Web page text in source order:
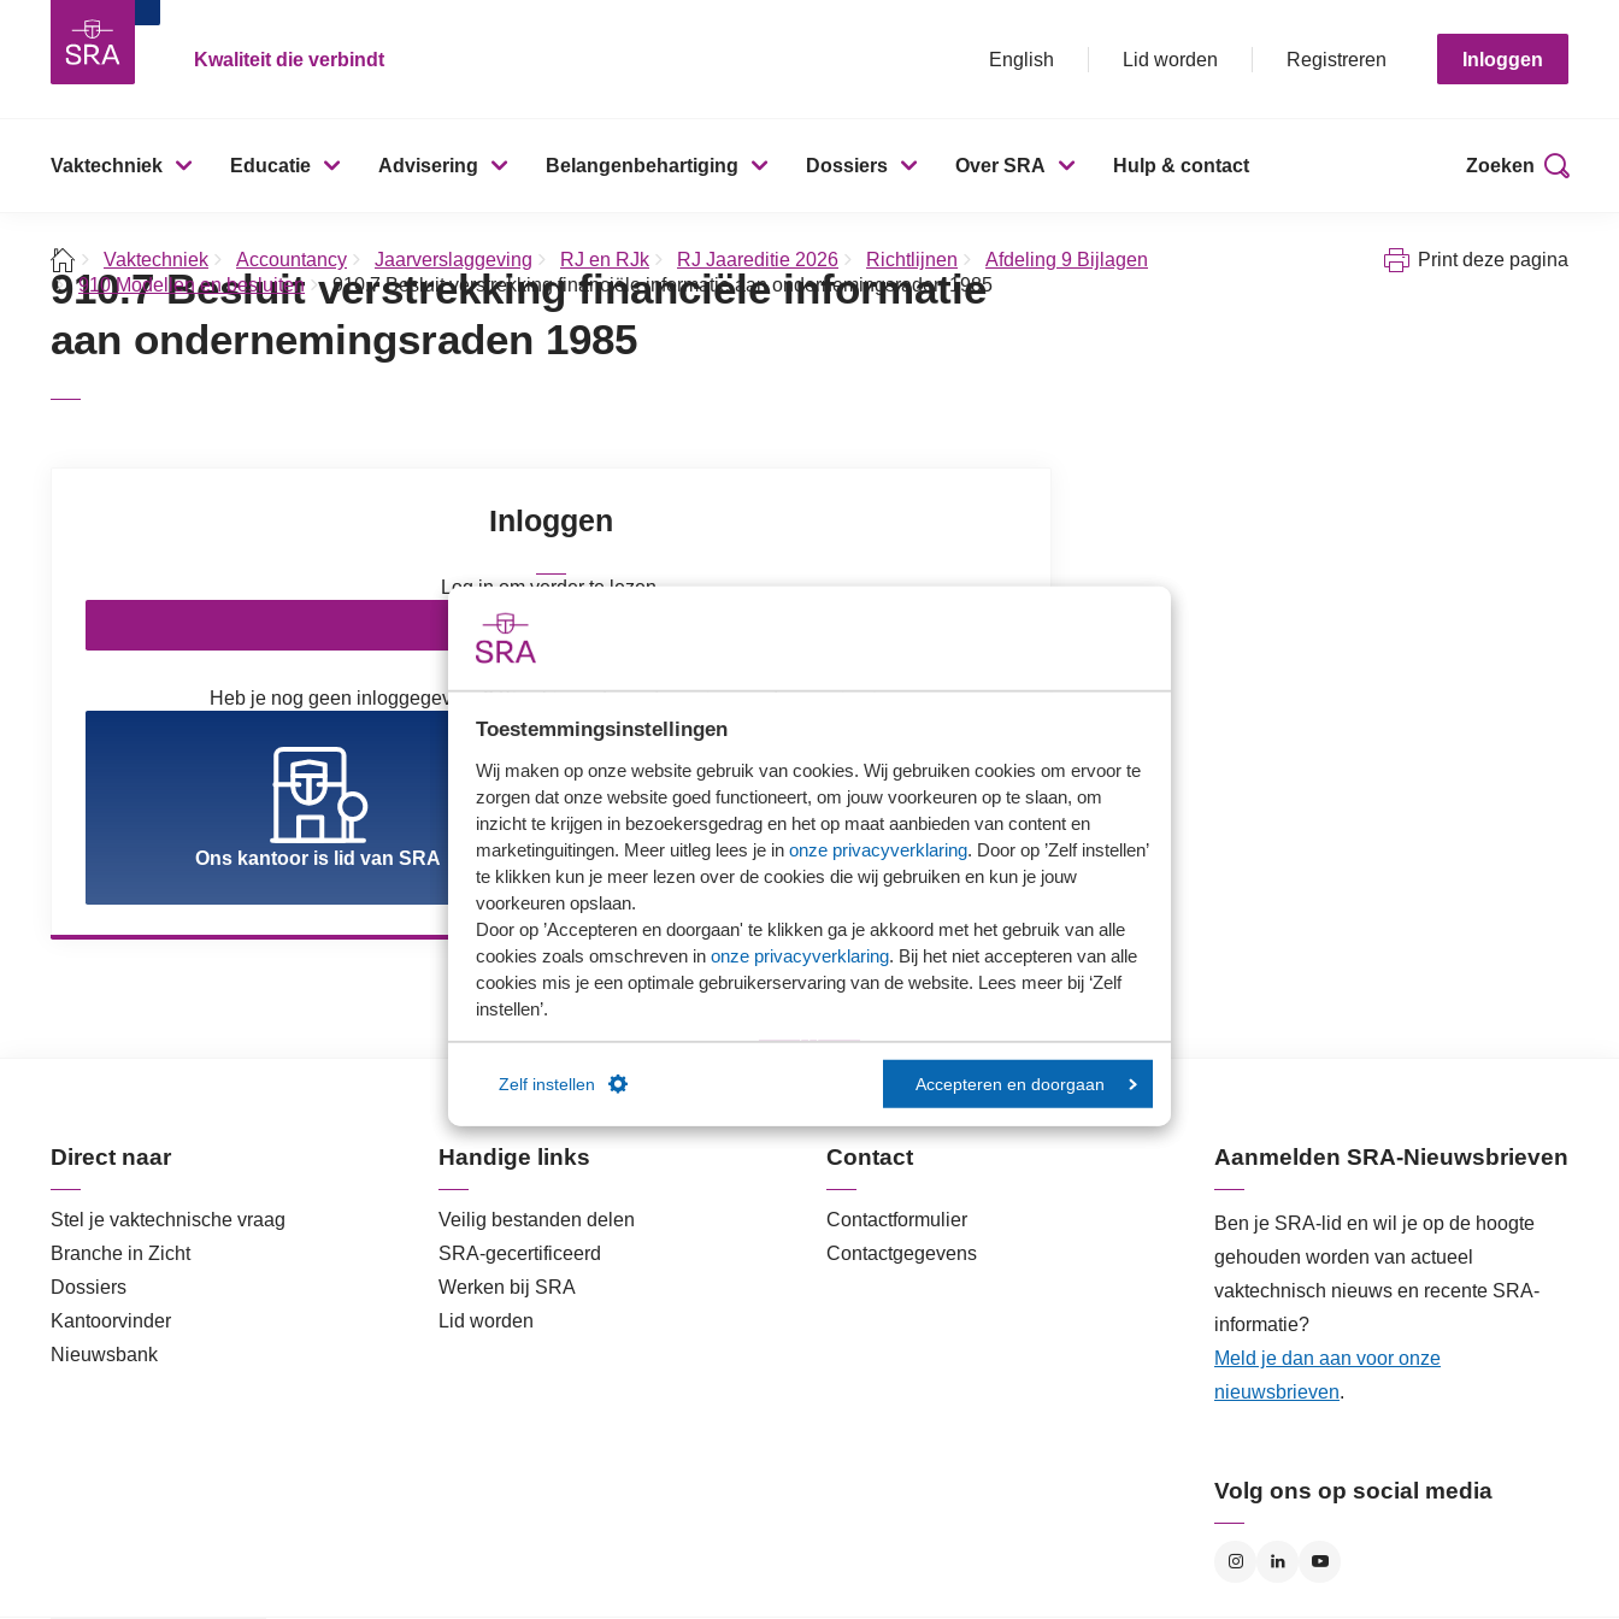
Toestemmingsinstellingen
Wij maken op onze website gebruik van cookies. Wij gebruiken cookies om ervoor te
zorgen dat onze website goed functioneert, om jouw voorkeuren op te slaan, om
inzicht te krijgen in bezoekersgedrag en het op maat aanbieden van content en
marketinguitingen. Meer uitleg lees je in onze privacyverklaring. Door op ’Zelf instellen’
te klikken kun je meer lezen over de cookies die wij gebruiken en kun je jouw
voorkeuren opslaan.
Door op ’Accepteren en doorgaan' te klikken ga je akkoord met het gebruik van alle
cookies zoals omschreven in onze privacyverklaring. Bij het niet accepteren van alle
cookies mis je een optimale gebruikerservaring van de website. Lees meer bij ‘Zelf
instellen’.
Zelf instellen Accepteren en doorgaan
Kwaliteit die verbindt English Lid worden Registreren Inloggen
Vaktechniek Educatie Advisering Belangenbehartiging Dossiers Over SRA Hulp & contact Zoeken
Vaktechniek Accountancy Jaarverslaggeving RJ en RJk RJ Jaareditie 2026 Richtlijnen
Afdeling 9 Bijlagen
910 Modellen en besluiten
910.7 Besluit verstrekking financiële informatie aan ondernemingsraden 1985
Print deze pagina
910.7 Besluit verstrekking financiële informatie
aan ondernemingsraden 1985
Inloggen
Log in om verder te lezen.
Inloggen
Heb je nog geen inloggegevens? Kies hieronder wat voor jou van toepassing is.
Ons kantoor is lid van SRA Ons kantoor is nog geen lid van SRA
Direct naar
Stel je vaktechnische vraag
Branche in Zicht
Dossiers
Kantoorvinder
Nieuwsbank
Handige links
Veilig bestanden delen
SRA-gecertificeerd
Werken bij SRA
Lid worden
Contact
Contactformulier
Contactgegevens
Aanmelden SRA-Nieuwsbrieven
Ben je SRA-lid en wil je op de hoogte
gehouden worden van actueel
vaktechnisch nieuws en recente SRA-
informatie?
Meld je dan aan voor onze
nieuwsbrieven.
Volg ons op social media